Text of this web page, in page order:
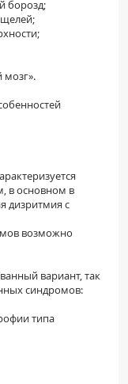
борозд;
мозг».
в основном в
дизритмия с
возможно
вариант, так
синдромов:
типа